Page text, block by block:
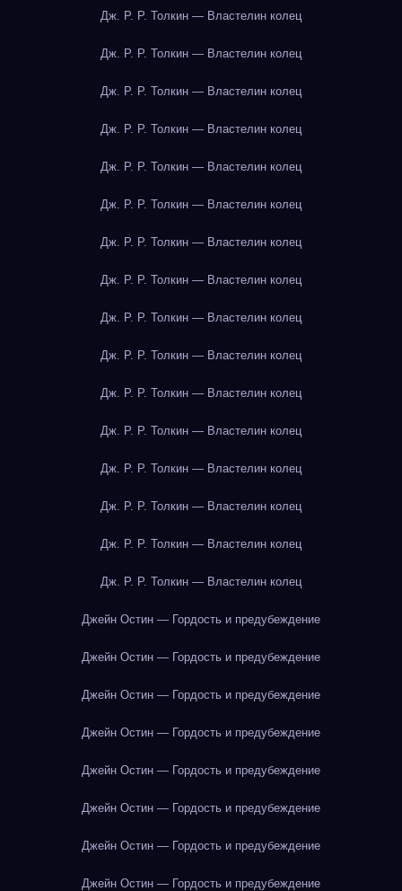
Дж. Р. Р. Толкин — Властелин колец
Дж. Р. Р. Толкин — Властелин колец
Дж. Р. Р. Толкин — Властелин колец
Дж. Р. Р. Толкин — Властелин колец
Дж. Р. Р. Толкин — Властелин колец
Дж. Р. Р. Толкин — Властелин колец
Дж. Р. Р. Толкин — Властелин колец
Дж. Р. Р. Толкин — Властелин колец
Дж. Р. Р. Толкин — Властелин колец
Дж. Р. Р. Толкин — Властелин колец
Дж. Р. Р. Толкин — Властелин колец
Дж. Р. Р. Толкин — Властелин колец
Дж. Р. Р. Толкин — Властелин колец
Дж. Р. Р. Толкин — Властелин колец
Дж. Р. Р. Толкин — Властелин колец
Дж. Р. Р. Толкин — Властелин колец
Джейн Остин — Гордость и предубеждение
Джейн Остин — Гордость и предубеждение
Джейн Остин — Гордость и предубеждение
Джейн Остин — Гордость и предубеждение
Джейн Остин — Гордость и предубеждение
Джейн Остин — Гордость и предубеждение
Джейн Остин — Гордость и предубеждение
Джейн Остин — Гордость и предубеждение